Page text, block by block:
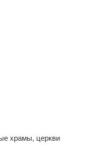
храмы, церкви